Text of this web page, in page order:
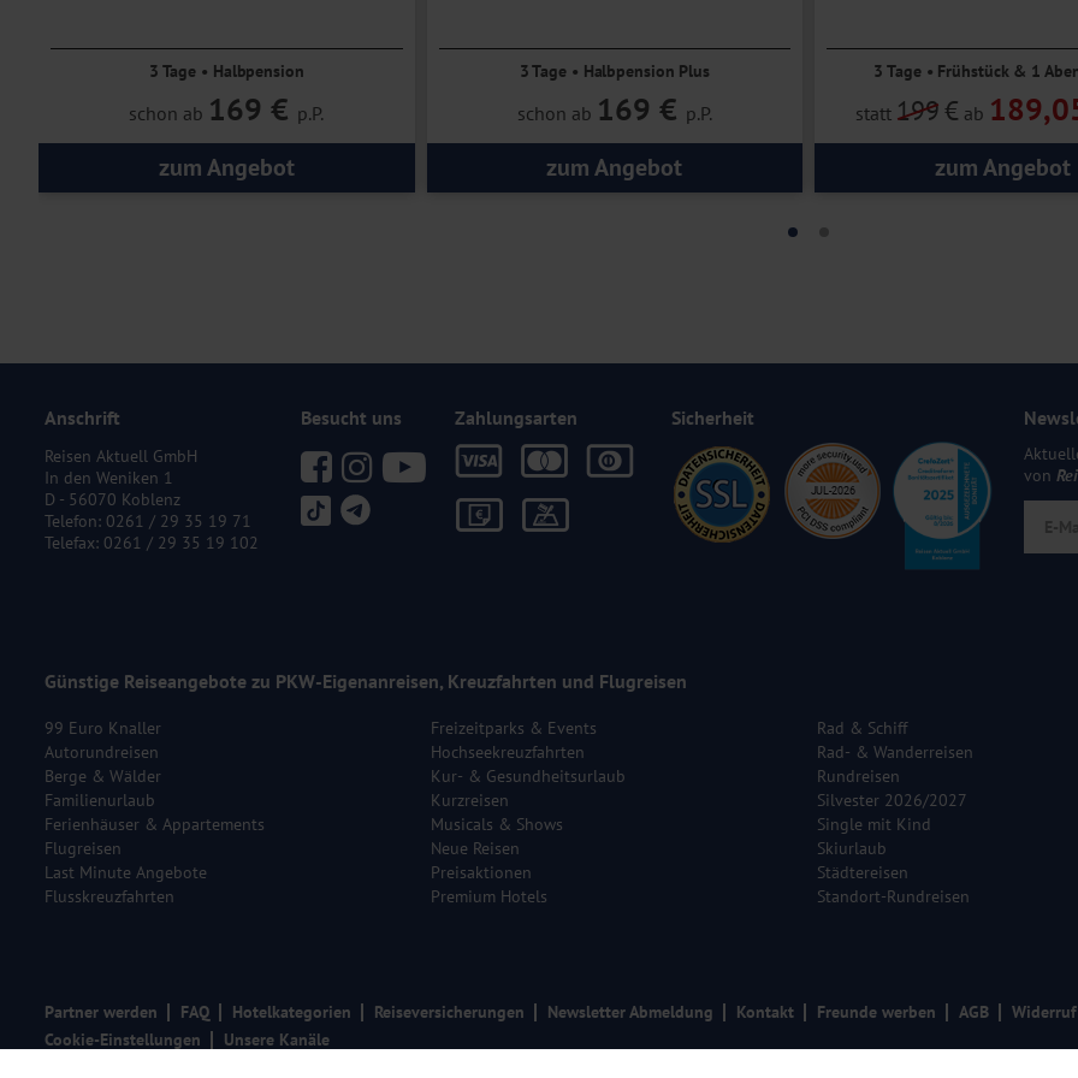
3 Tage • Halbpension
schon ab 169 € p.P.
zum Angebot
3 Tage • Halbpension Plus
schon ab 169 € p.P.
zum Angebot
3 Tage • Frühstück & 1
statt 199€ ab
zum Angebot
Anschrift
Reisen Aktuell GmbH
In den Weniken 1
D - 56070 Koblenz
Telefon: 0261 / 29 35 19 71
Telefax: 0261 / 29 35 19 102
Besucht uns Zahlungsarten Sicherheit
von
Günstige Reiseangebote zu PKW-Eigenanreisen, Kreuzfahrten und Flugreisen
99 Euro Knaller
Autorundreisen
Berge & Wälder
Familienurlaub
Ferienhäuser & Appartements
Flugreisen
Last Minute Angebote
Flusskreuzfahrten
Freizeitparks & Events
Hochseekreuzfahrten
Kur- & Gesundheitsurlaub
Kurzreisen
Musicals & Shows
Neue Reisen
Preisaktionen
Premium Hotels
Rad & Schiff
Rad- & Wanderreisen
Rundreisen
Silvester 2026/2027
Single mit Kind
Skiurlaub
Städtereisen
Standort-Rundreisen
Partner werden FAQ Hotelkategorien Reiseversicherungen Newsletter Abmeldung Kontakt Freunde werben AGB
Widerruf
Cookie-Einstellungen
Unsere Kanäle